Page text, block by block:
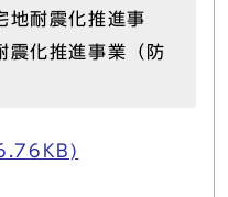
地耐震化推進事
震化推進事業（防